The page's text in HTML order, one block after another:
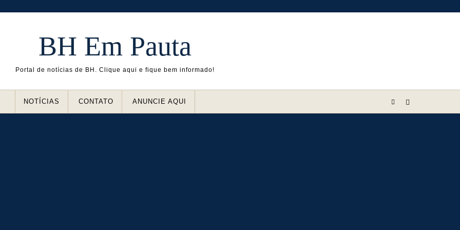
BH Em Pauta
Portal de notícias de BH. Clique aqui e fique bem informado!
NOTÍCIAS CONTATO ANUNCIE AQUI